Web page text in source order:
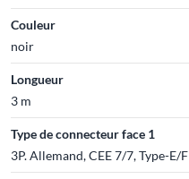
Couleur
noir
Longueur
3 m
Type de connecteur face 1
3P. Allemand, CEE 7/7, Type-E/F